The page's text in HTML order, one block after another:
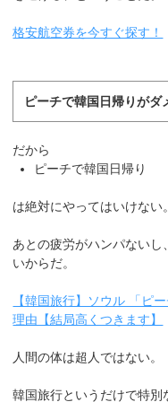
格安航空券を今すぐ探す！
ピーチで韓国日帰りがダ
だから
ピーチで韓国日帰り
は絶対にやってはいけない。
あとの疲労がハンパない
いからだ。
【韓国旅行】ソウル 「ピ
理由【結局高くつきます】
人間の体は超人ではない。
韓国旅行というだけで特別